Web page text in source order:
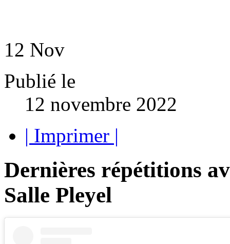
12 Nov
Publié le
12 novembre 2022
| Imprimer |
Dernières répétitions
Salle Pleyel